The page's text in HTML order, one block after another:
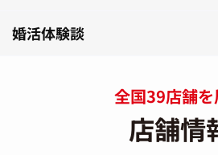
婚活体験談
全国39店舗を
店舗情